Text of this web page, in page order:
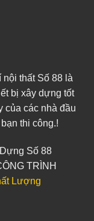
thất Số 88 là
bị xây dựng tốt
của các nhà đầu
thi công.!
Số 88
TRÌNH
Lượng